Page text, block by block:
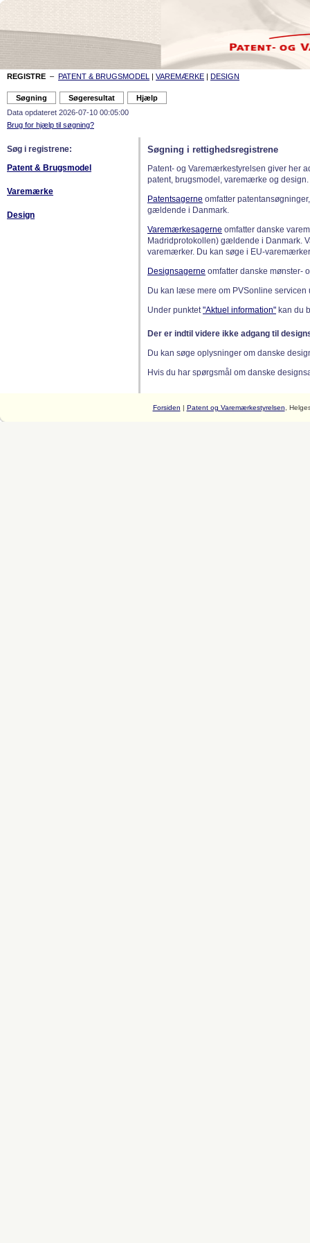
REGISTRE – PATENT & BRUGSMODEL | VAREMÆRKE | DESIGN
Data opdateret 2026-07-10 00:05:00
Brug for hjælp til søgning?
Søg i registrene:
Patent & Brugsmodel
Varemærke
Design
Søgning i rettighedsregistrene
Patent- og Varemærkestyrelsen giver her
patent, brugsmodel, varemærke og design.
Patentsagerne omfatter
gældende i Danmark.
Varemærkesagerne omfatter danske
Madridprotokollen) gældende i Danmark.
varemærker. Du kan søge i EU-
Designsagerne omfatter danske mønster-
Du kan læse mere om PVSonline
Under punktet"Aktuel information" kan du
Der er indtil videre ikke adgang til
Du kan søge oplysninger om danske
Hvis du har spørgsmål om danske
Forsiden | Patent og Varemærkestyrelsen ,